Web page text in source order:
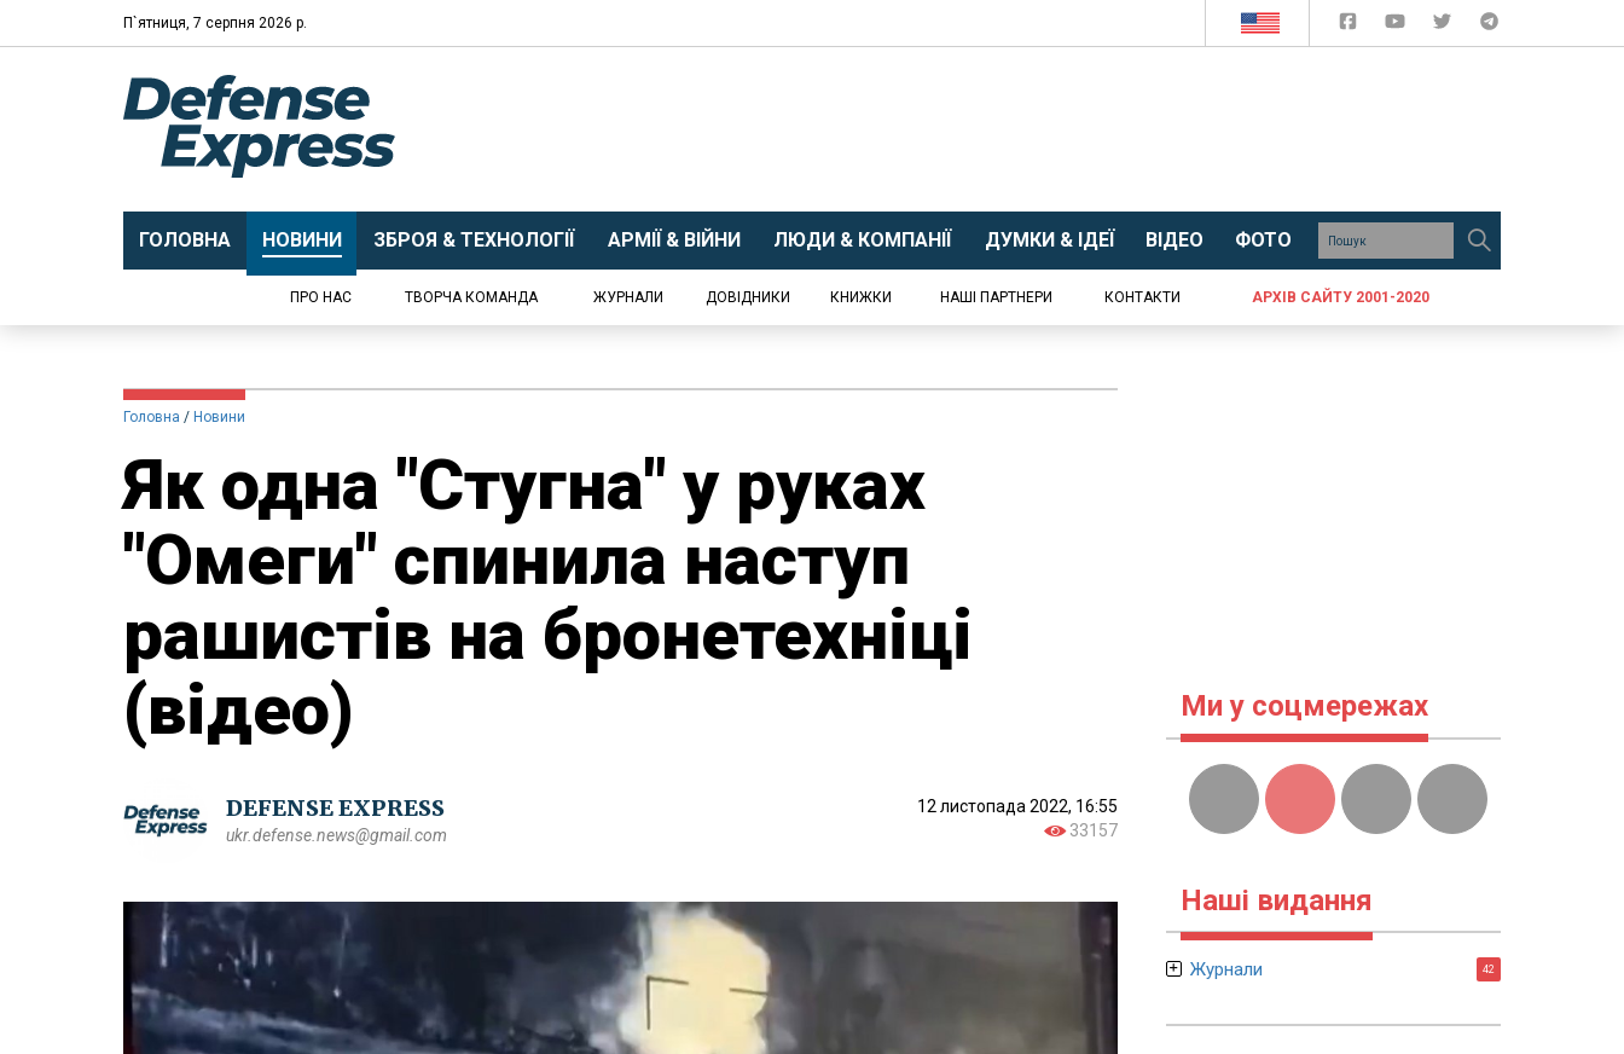
П`ятниця, 7 серпня 2026 р.
ГОЛОВНА НОВИНИ ЗБРОЯ & ТЕХНОЛОГІЇ АРМІЇ & ВІЙНИ ЛЮДИ & КОМПАНІЇ ДУМКИ & ІДЕЇ ВІДЕО ФОТО
ПРО НАС ТВОРЧА КОМАНДА ЖУРНАЛИ ДОВІДНИКИ КНИЖКИ НАШІ ПАРТНЕРИ КОНТАКТИ АРХІВ САЙТУ 2001-2020
Головна Новини
Як одна "Стугна" у руках
"Омеги" спинила наступ
рашистів на бронетехніці
(відео)
DEFENSE EXPRESS
ukr.defense.news@gmail.com
12 листопада 2022, 16:55
33157
Ми у соцмережах
Наші видання
Журнали 42